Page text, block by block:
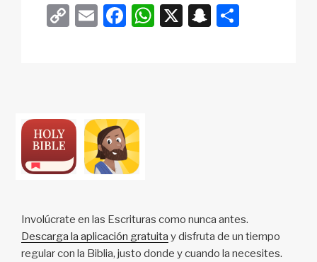
C
n
k
E
F
o
o
k
W X
S
Involúcrate en las Escrituras como nunca antes.
Descarga la aplicación gratuita y disfruta de un tiempo
regular con la Biblia, justo donde y cuando la necesites.